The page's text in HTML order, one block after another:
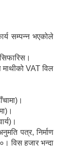
सम्पन्न भएकोले
माथीको VAT विल
पत्र, निर्माण
विस हजार भन्दा